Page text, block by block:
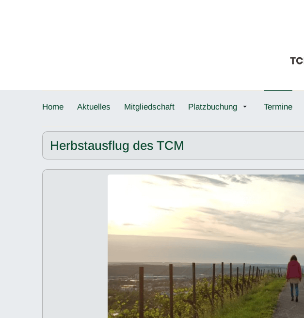
Home Aktuelles Mitgliedschaft Platzbuchung Termine
Herbstausflug des TCM